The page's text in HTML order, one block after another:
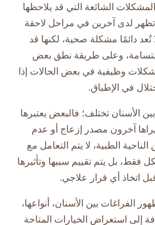
الشائعة التي قد يلاحظها
تظهر لدى آخرين في مراحل لاحقة
دائمًا مشكلة صحية، لكنها قد
وعلى طريقة نطق بعض
وظيفية في بعض الحالات إذا
في الإطباق.
الأسنان تختلف؛ فالبعض يعتبرها
آخرون مصدر إزعاج أو عدم
الطبية، لا يتم التعامل مع
فقط، بل يتم تقييم سببها وتأثيرها
اتخاذ أي قرار علاجي.
الفراغات بين الأسنان، أنواعها،
إلى استعراض الخيارات المتاحة